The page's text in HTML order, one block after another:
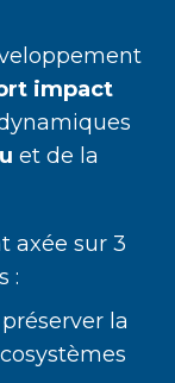
impact
et de la
axée sur 3
:
préserver la